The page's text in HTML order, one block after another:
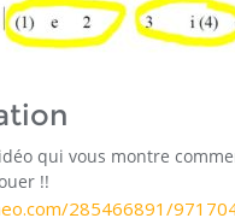
qui vous montre
!!
285466891/